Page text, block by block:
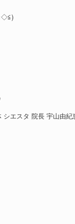
シエスタ 院長 宇山由紀